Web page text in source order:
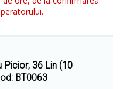
Picior, 36 Lin (10
BT0063